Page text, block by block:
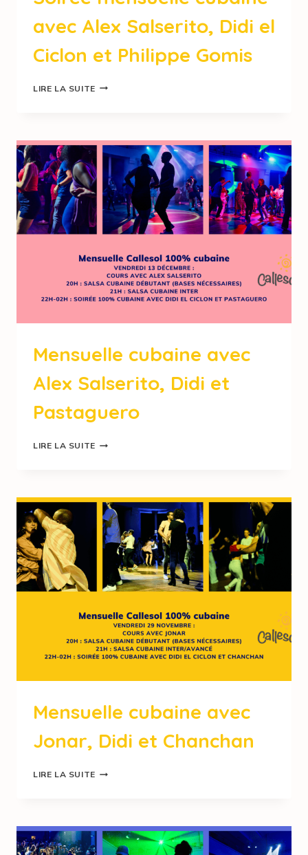
avec Alex Salserito, Didi el
Ciclon et Philippe Gomis
LIRE LA SUITE
Mensuelle cubaine avec
Alex Salserito, Didi et
Pastaguero
LIRE LA SUITE
Mensuelle cubaine avec
Jonar, Didi et Chanchan
LIRE LA SUITE